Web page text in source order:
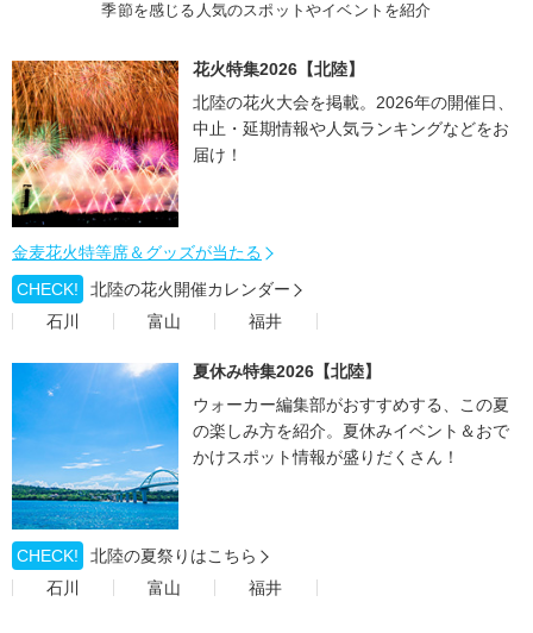
季節を感じる人気のスポットやイベントを紹介
花火特集2026【北陸】
北陸の花火大会を掲載。2026年の開催日、
中止・延期情報や人気ランキングなどをお
届け！
金麦花火特等席＆グッズが当たる
CHECK!
北陸の花火開催カレンダー
石川
富山 福井
夏休み特集2026【北陸】
ウォーカー編集部がおすすめする、この夏
の楽しみ方を紹介。夏休みイベント＆おで
かけスポット情報が盛りだくさん！
CHECK!
北陸の夏祭りはこちら
石川
富山 福井